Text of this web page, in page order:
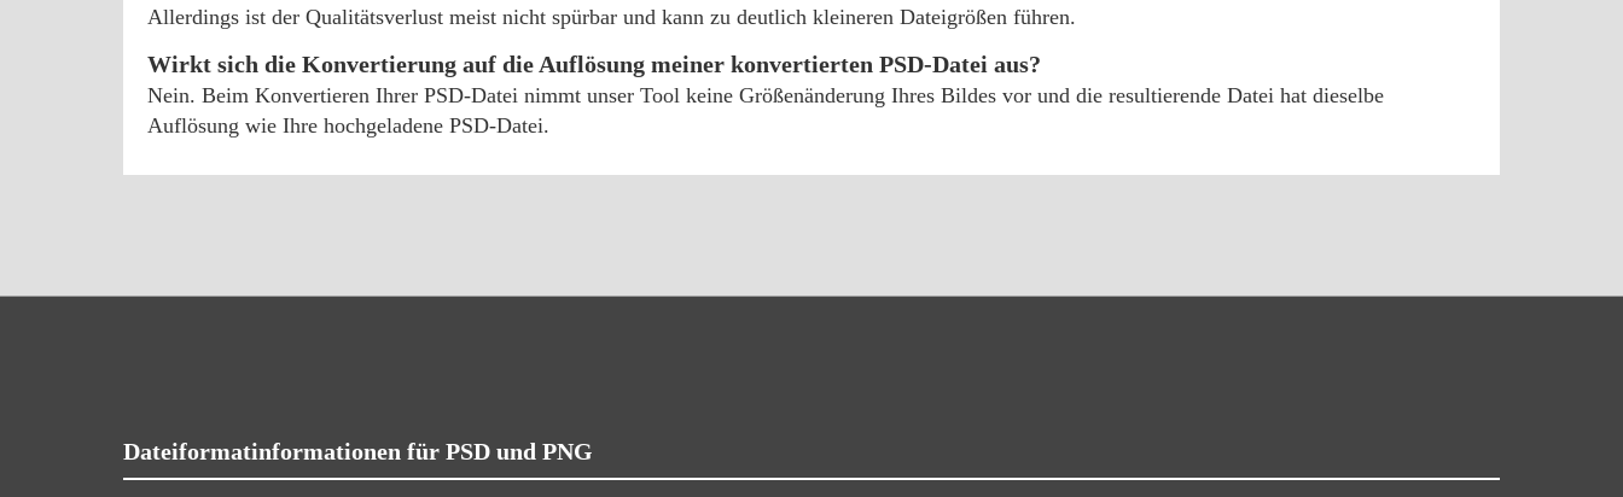
Allerdings ist der Qualitätsverlust meist nicht spürbar und kann zu deutlich kleineren Dateigrößen führen.
Wirkt sich die Konvertierung auf die Auflösung meiner konvertierten PSD-Datei aus?
Nein. Beim Konvertieren Ihrer PSD-Datei nimmt unser Tool keine Größenänderung Ihres Bildes vor und die resultierende Datei hat dieselbe
Auflösung wie Ihre hochgeladene PSD-Datei.
Dateiformatinformationen für PSD und PNG